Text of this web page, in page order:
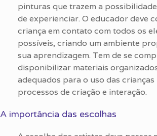
pinturas que trazem a
de experienciar. O educador deve
criança em contato com todos os
possíveis, criando um ambiente
sua aprendizagem. Tem de se
disponibilizar materiais
adequados para o uso das crianças
processos de criação e interação.
A importância das escolhas